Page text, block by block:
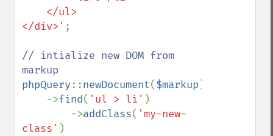
</div>' ;
// intialize new DOM from
phpQuery::newDocument($markup )
    ->
find( 'ul > li' )
        ->
addClass( 'my-new-
class' )